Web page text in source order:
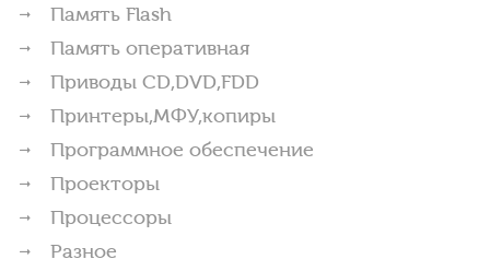
Память Flash
Память оперативная
Приводы CD,DVD,FDD
Принтеры,МФУ,копиры
Программное обеспечение
Проекторы
Процессоры
Разное